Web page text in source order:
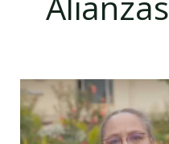
Fundación
Mahuampi
Venezuela